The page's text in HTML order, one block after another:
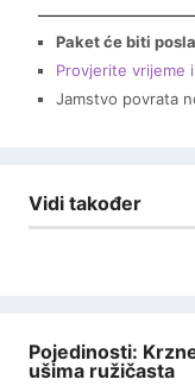
Paket će biti
Provjerite vrijeme
Jamstvo povrata
Vidi također
Pojedinosti:
ušima ružičasta